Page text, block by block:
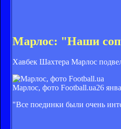
Марлос: "Наши
Хавбек Шахтера Марлос
Марлос, фото Football.ua26
"Все поединки были очень